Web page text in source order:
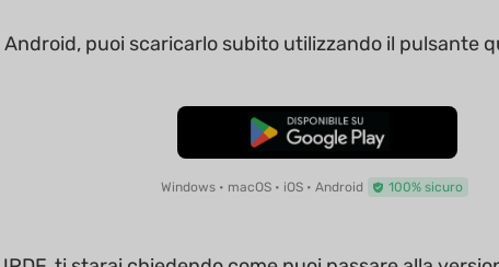
Android, puoi scaricarlo subito utilizzando il pulsante
Download Gratis
Windows • macOS • iOS • Android 100% sicuro